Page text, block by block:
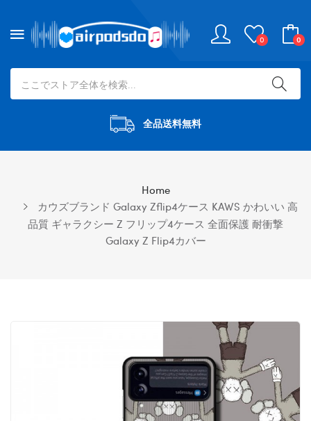
0 0
全品送料無料
Home
カウズブランド Galaxy Zflip4ケース KAWS かわいい 高
品質 ギャラクシー Z フリップ4ケース 全面保護 耐衝撃
Galaxy Z Flip4カバー